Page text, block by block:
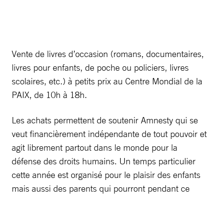
Vente de livres d’occasion (romans, documentaires,
livres pour enfants, de poche ou policiers, livres
scolaires, etc.) à petits prix au Centre Mondial de la
PAIX, de 10h à 18h.
Les achats permettent de soutenir Amnesty qui se
veut financièrement indépendante de tout pouvoir et
agit librement partout dans le monde pour la
défense des droits humains. Un temps particulier
cette année est organisé pour le plaisir des enfants
mais aussi des parents qui pourront pendant ce